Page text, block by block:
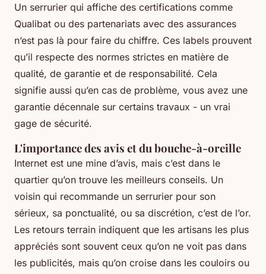
Un serrurier qui affiche des certifications comme
Qualibat ou des partenariats avec des assurances
n’est pas là pour faire du chiffre. Ces labels prouvent
qu’il respecte des normes strictes en matière de
qualité, de garantie et de responsabilité. Cela
signifie aussi qu’en cas de problème, vous avez une
garantie décennale sur certains travaux - un vrai
gage de sécurité.
L'importance des avis et du bouche-à-oreille
Internet est une mine d’avis, mais c’est dans le
quartier qu’on trouve les meilleurs conseils. Un
voisin qui recommande un serrurier pour son
sérieux, sa ponctualité, ou sa discrétion, c’est de l’or.
Les retours terrain indiquent que les artisans les plus
appréciés sont souvent ceux qu’on ne voit pas dans
les publicités, mais qu’on croise dans les couloirs ou